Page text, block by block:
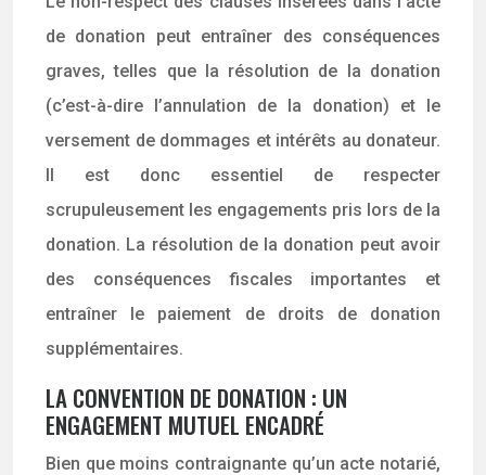
de donation peut entraîner des conséquences
graves, telles que la résolution de la donation
(c’est-à-dire l’annulation de la donation) et le
versement de dommages et intérêts au donateur.
Il est donc essentiel de respecter
scrupuleusement les engagements pris lors de la
donation. La résolution de la donation peut avoir
des conséquences fiscales importantes et
entraîner le paiement de droits de donation
supplémentaires.
LA CONVENTION DE DONATION : UN
ENGAGEMENT MUTUEL ENCADRÉ
Bien que moins contraignante qu’un acte notarié,